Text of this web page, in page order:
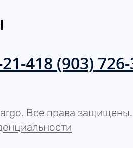
418 (903)
Все права защищены.